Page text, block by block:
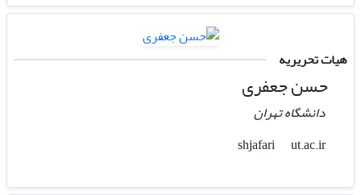
هیات تحریریه
حسن جعفری
دانشگاه تهران
shjafari
ut.ac.ir